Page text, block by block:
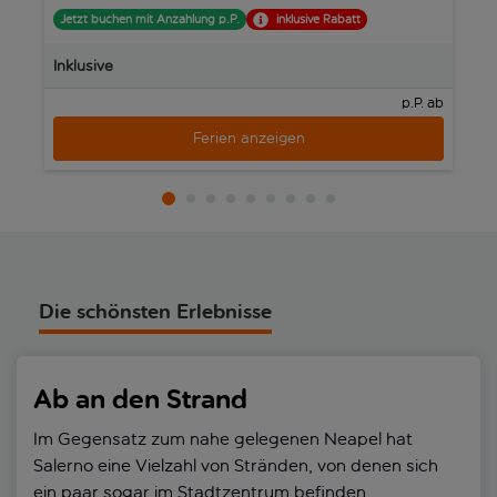
ein idealer Ausgangspunkt. Die kulinarische Szene von Salerno
ist einzigartig, mit charmanten Restaurants, die frische
servieren. Ob es die historischen Stätten, die Schönheit der
Küste oder die lebendige Kultur sind, die Stadt Salerno ist ein
echtes Bijou an der Amalfiküste.
Jetzt buchen mit Anzahlung p.P. inklusive Rabatt
Inklusive
p.P. ab
Ferien anzeigen
Die schönsten Erlebnisse
Ab an den Strand
Im Gegensatz zum nahe gelegenen Neapel hat
Salerno eine Vielzahl von Stränden, von denen sich
ein paar sogar im Stadtzentrum befinden.